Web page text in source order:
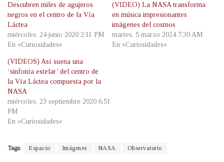
Descubren miles de agujeros
negros en el centro de la Vía
Láctea
miércoles, 24 junio 2020 2:11 PM
En «Curiosidades»
(VIDEO) La NASA transforma
en música impresionantes
imágenes del cosmos
martes, 5 marzo 2024 7:30 AM
En «Curiosidades»
(VIDEOS) Así suena una
‘sinfonía estelar’ del centro de
la Vía Láctea compuesta por la
NASA
miércoles, 23 septiembre 2020 6:51
PM
En «Curiosidades»
Tags: Espacio Imágenes NASA Observatorio